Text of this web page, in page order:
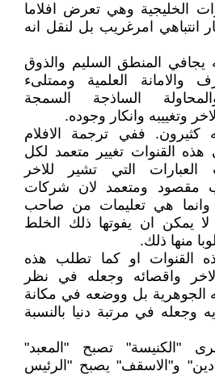
الخليجية وهي تعرض افلاما
انتباهي امرغريب بل لنقل انه
المنطق السليم والذوق
والامانة العلمية وممتلىء
الساذجة السمجة
وتغييبه وانكار وجوده.
كثيرون. ففي ترجمة الافلام
هذه القنوات تغيير متعمد لكل
العبارات التي تشير للاخر
مقصود ومتعمد لان شركات
وانما هي تعليمات من صاحب
يمكن ان يفوتها ذلك الخلط
منها ذلك.
القنوات او كما تطلب هذه
واقصائه وجعله في نظر
الجوهرية بل ووضعه في مكانة
وجعله في مرتبة دنيا بالنسبة
"الكنيسة" تصبح "المعبد"
و"الاسقف" يصبح "الرئيس